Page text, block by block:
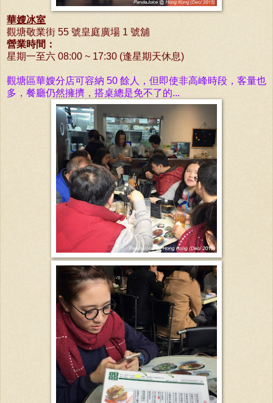
華嫂冰室
觀塘敬業街 55 號皇庭廣場 1 號舖
營業時間：
星期一至六 08:00 ~ 17:30 (逢星期天休息)
觀塘區華嫂分店可容納 50 餘人，但 即使非高峰時段，客量也
多，餐廳仍然擁擠， 搭桌總是免不了的...